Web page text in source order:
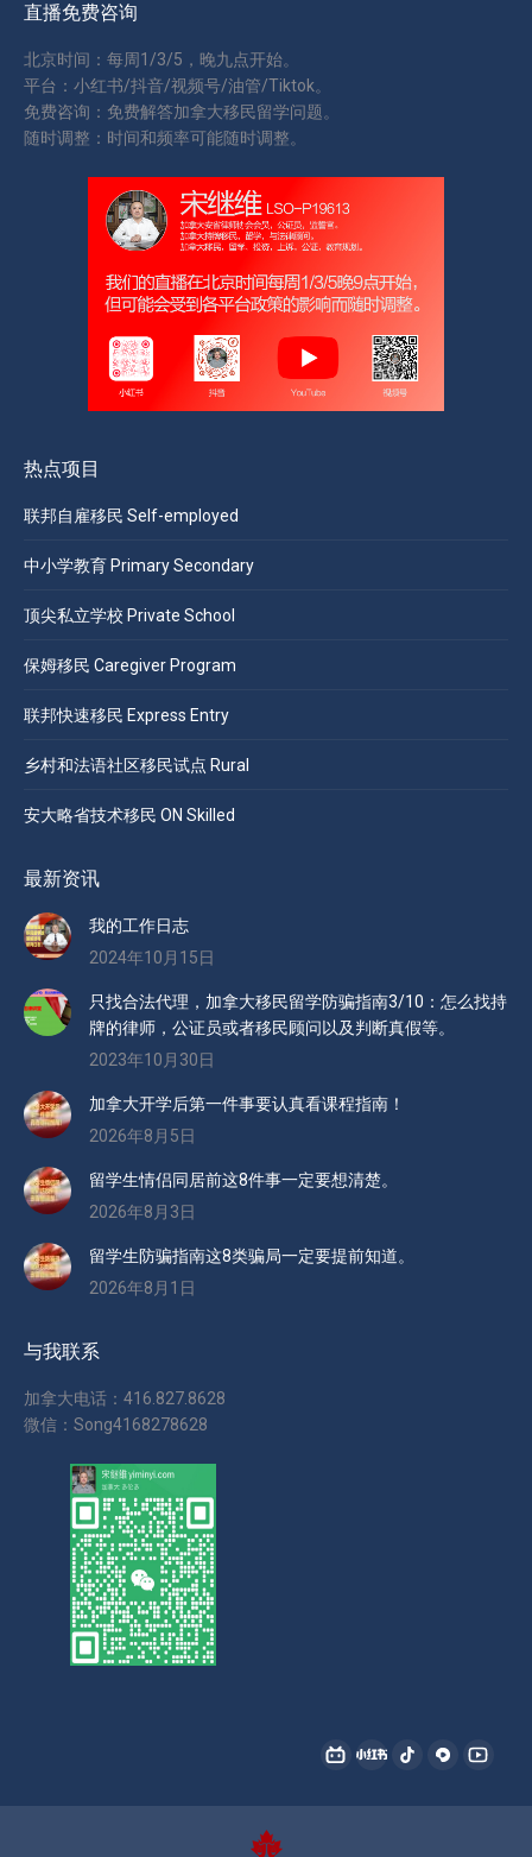
直播免费咨询
北京时间：每周1/3/5，晚九点开始。
平台：小红书/抖音/视频号/油管/Tiktok。
免费咨询：免费解答加拿大移民留学问题。
随时调整：时间和频率可能随时调整。
热点项目
联邦自雇移民 Self-employed
中小学教育 Primary Secondary
顶尖私立学校 Private School
保姆移民 Caregiver Program
联邦快速移民 Express Entry
乡村和法语社区移民试点 Rural
安大略省技术移民 ON Skilled
最新资讯
我的工作日志
2024年10月15日
只找合法代理，加拿大移民留学防骗指南3/10：怎么找持
牌的律师，公证员或者移民顾问以及判断真假等。
2023年10月30日
加拿大开学后第一件事要认真看课程指南！
2026年8月5日
留学生情侣同居前这8件事一定要想清楚。
2026年8月3日
留学生防骗指南这8类骗局一定要提前知道。
2026年8月1日
与我联系
加拿大电话：416.827.8628
微信：Song4168278628
找到我们：
哔
抖